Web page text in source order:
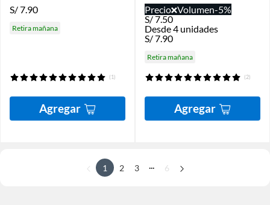
S/7.90
Retira mañana
(1)
Agregar
Precio Volumen-5%
S/7.50
Desde 4 unidades
S/7.90
Retira mañana
(2)
Agregar
1 2 3 6